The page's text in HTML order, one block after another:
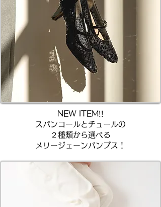
NEW ITEM!!
スパンコールとチュールの
​２種類から選べる
メリージェーンパンプス！